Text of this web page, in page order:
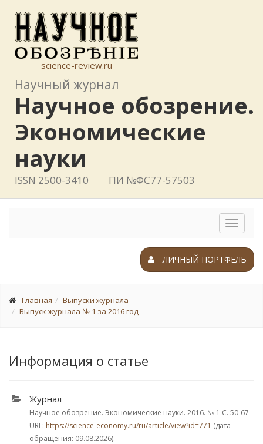
science-review.ru
Научный журнал
Научное обозрение.
Экономические
науки
ISSN 2500-3410 ПИ №ФС77-57503
Toggle
ЛИЧНЫЙ ПОРТФЕЛЬ
Главная
Выпуски журнала
Выпуск журнала № 1 за 2016 год
Информация о статье
Журнал
Научное обозрение. Экономические науки. 2016. № 1 С. 50-67
URL: https://science-economy.ru/ru/article/view?id=771 (дата
обращения: 09.08.2026).